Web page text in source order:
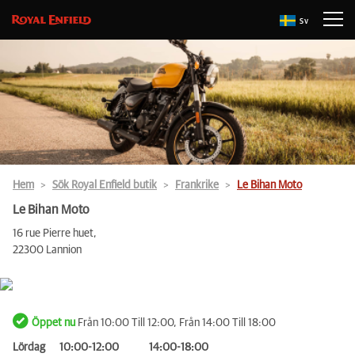
Sv
Hem Sök Royal Enfield butik Frankrike Le Bihan Moto
Le Bihan Moto
16 rue Pierre huet,
22300 Lannion
Öppet nu Från 10:00 Till 12:00, Från 14:00 Till 18:00
Lördag 10:00-12:00
14:00-18:00